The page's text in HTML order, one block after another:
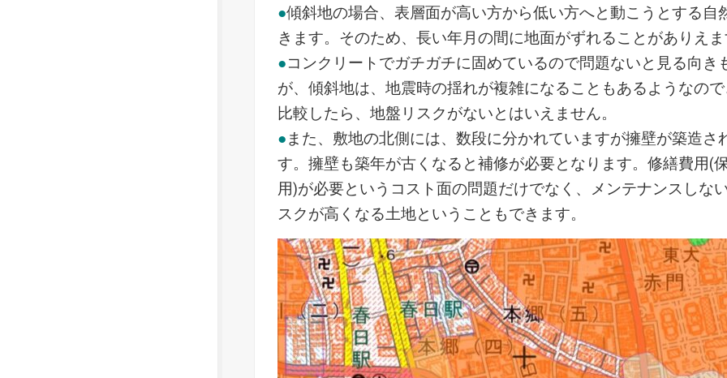
●傾斜地の場合、表層面が高い方から低い方へと動こうとする自
きます。そのため、長い年月の間に地面がずれることがありえま
●コンクリートでガチガチに固めているので問題ないと見る向き
が、傾斜地は、地震時の揺れが複雑になることもあるようなので
比較したら、地盤リスクがないとはいえません。
●また、敷地の北側には、数段に分かれていますが擁壁が築造さ
す。擁壁も築年が古くなると補修が必要となります。修繕費用(
用)が必要というコスト面の問題だけでなく、メンテナンスしな
スクが高くなる土地ということもできます。